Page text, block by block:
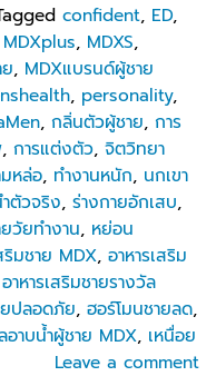
confident, ED,
MDXplus, MDXS,
, MDXแบรนด์ผู้ชาย
, personality,
, กลิ่นตัวผู้ชาย, การ
, การแต่งตัว, จิตวิทยา
หล่อ, ทำงานหนัก, นกเขา
ตัวจริง, ร่างกายอักเสบ,
วัยทำงาน, หย่อน
ริมชาย MDX, อาหารเสริม
อาหารเสริมชายรางวัล
ยปลอดภัย, ฮอร์โมนชายลด,
อาบน้ำผู้ชาย MDX, เหนื่อย
Leave a comment